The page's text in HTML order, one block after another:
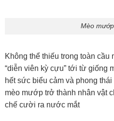
Mèo
Không thể thiếu trong toàn cầu
“diễn viên kỳ cựu” tới từ giống
hết sức biểu cảm và phong
mèo mướp trở thành nhân vật
chế cười ra nước mắt